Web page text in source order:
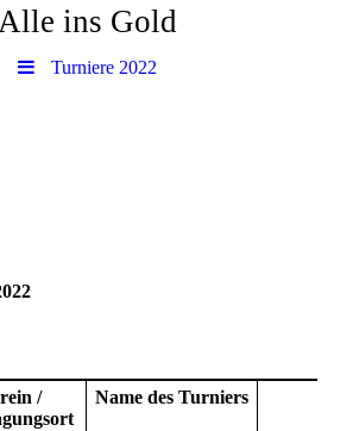
ins Gold
Turniere 2022
/
Name des Turniers